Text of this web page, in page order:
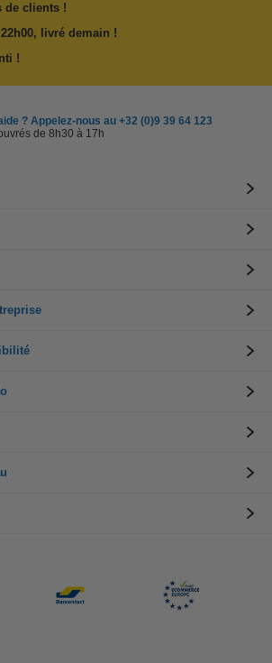
de clients !
livré demain !
!
? Appelez-nous au +32 (0)9 39 64 123
de 8h30 à 17h